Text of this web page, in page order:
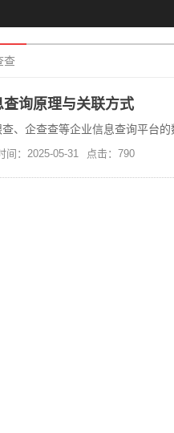
查
查询原理与关联方式
、企查查等企业信息查询平台
间：2025-05-31 点击：790